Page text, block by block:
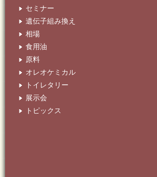
セミナー
遺伝子組み換え
相場
食用油
原料
オレオケミカル
トイレタリー
展示会
トピックス